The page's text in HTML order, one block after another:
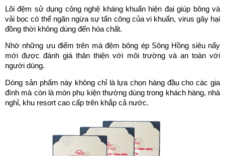
Lõi đệm sử dụng công nghệ kháng khuẩn hiện đại giúp bông và
vải bọc có thể ngăn ngừa sự tấn công của vi khuẩn, virus gây hại
đồng thời không dùng đến hóa chất.
Nhờ những ưu điểm trên mà đệm bông ép Sông Hồng siêu nẩy
mới được đánh giá thân thiện với môi trường và an toàn với
người dùng.
Dòng sản phẩm này không chỉ là lựa chọn hàng đầu cho các gia
đình mà còn là món phụ kiện thường dùng trong khách hàng, nhà
nghỉ, khu resort cao cấp trên khắp cả nước.